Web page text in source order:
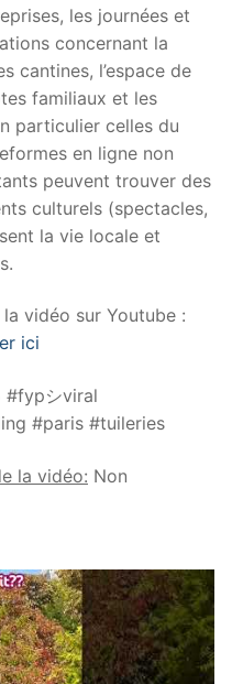
les journées et
concernant la
cantines, l’espace de
familiaux et les
particulier celles du
en ligne non
peuvent trouver des
culturels (spectacles,
la vie locale et
vidéo sur Youtube :
ici
#fypシviral
#paris #tuileries
la vidéo: Non